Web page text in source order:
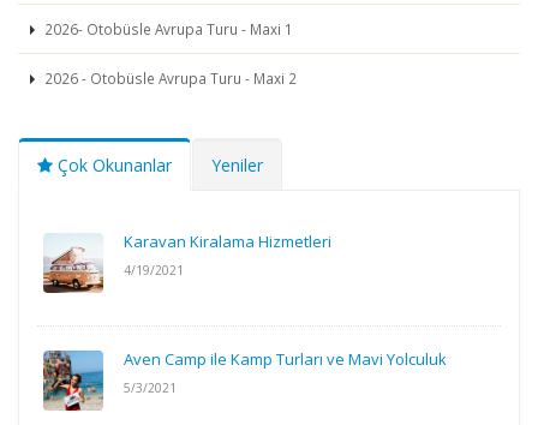
2026- Otobüsle Avrupa Turu - Maxi 1
2026 - Otobüsle Avrupa Turu - Maxi 2
Çok Okunanlar Yeniler
Karavan Kiralama Hizmetleri
4/19/2021
Aven Camp ile Kamp Turları ve Mavi Yolculuk
5/3/2021